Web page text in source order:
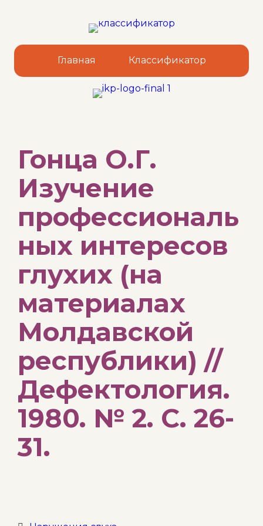
Главная Классификатор
Гонца О.Г.
Изучение
профессиональ
ных интересов
глухих (на
материалах
Молдавской
республики) //
Дефектология.
1980. № 2. С. 26-
31.